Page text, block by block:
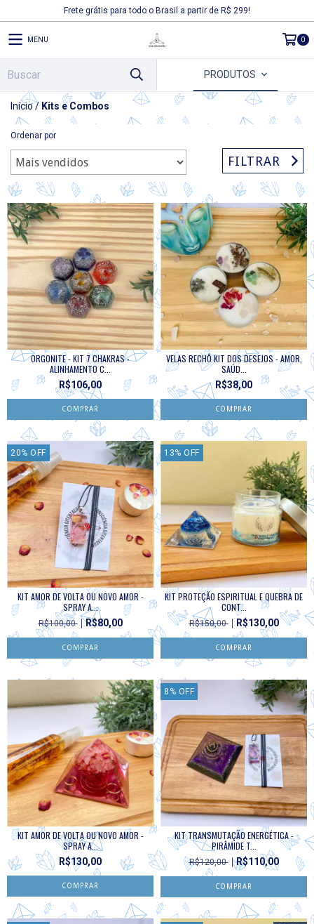
Frete grátis para todo o Brasil a partir de R$ 299!
MENU 0
PRODUTOS
Início/ Kits e Combos
Ordenar por
FILTRAR
ORGONITE - KIT 7 CHAKRAS -
ALINHAMENTO C...
R$106,00
VELAS RECHÔ KIT DOS DESEJOS - AMOR,
SAÚD...
R$38,00
20% OFF
KIT AMOR DE VOLTA OU NOVO AMOR -
SPRAY A...
R$100,00 R$80,00
13% OFF
KIT PROTEÇÃO ESPIRITUAL E QUEBRA DE
CONT...
R$150,00 R$130,00
KIT AMOR DE VOLTA OU NOVO AMOR -
SPRAY A...
R$130,00
8 % OFF
KIT TRANSMUTAÇÃO ENERGÉTICA -
PIRÂMIDE T...
R$120,00 R$110,00